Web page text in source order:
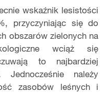
wskaźnik lesistości
przyczyniając się do
obszarów zielonych na
wciąż się
to najbardziej
należy
zasobów leśnych i